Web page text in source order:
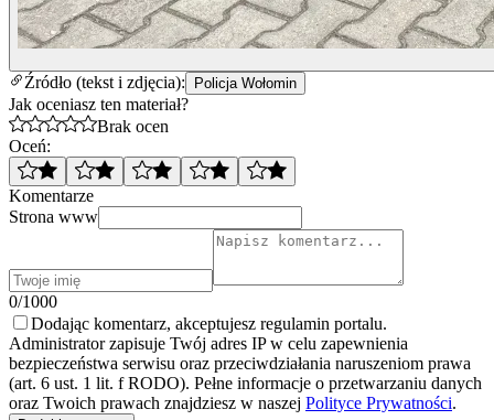
Źródło (tekst i zdjęcia): Policja Wołomin
Jak oceniasz ten materiał?
Brak ocen
Oceń:
Komentarze
Strona www
0/1000
Dodając komentarz, akceptujesz regulamin portalu.
Administrator zapisuje Twój adres IP w celu zapewnienia
bezpieczeństwa serwisu oraz przeciwdziałania naruszeniom prawa
(art. 6 ust. 1 lit. f RODO). Pełne informacje o przetwarzaniu danych
oraz Twoich prawach znajdziesz w naszej Polityce Prywatności.